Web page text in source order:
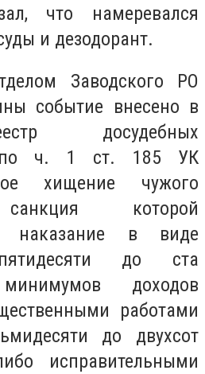
что намеревался
и дезодорант.
Заводского РО
событие внесено в
досудебных
по ч. 1 ст. 185 УК
хищение чужого
которой
наказание в виде
до ста
доходов
работами
до двухсот
исправительными